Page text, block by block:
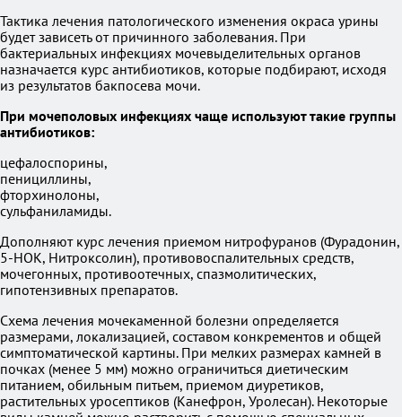
Тактика лечения патологического изменения окраса урины
будет зависеть от причинного заболевания. При
бактериальных инфекциях мочевыделительных органов
назначается курс антибиотиков, которые подбирают, исходя
из результатов бакпосева мочи.
При мочеполовых инфекциях чаще используют такие группы
антибиотиков:
цефалоспорины,
пенициллины,
фторхинолоны,
сульфаниламиды.
Дополняют курс лечения приемом нитрофуранов (Фурадонин,
5-НОК, Нитроксолин), противовоспалительных средств,
мочегонных, противоотечных, спазмолитических,
гипотензивных препаратов.
Схема лечения мочекаменной болезни определяется
размерами, локализацией, составом конкрементов и общей
симптоматической картины. При мелких размерах камней в
почках (менее 5 мм) можно ограничиться диетическим
питанием, обильным питьем, приемом диуретиков,
растительных уросептиков (Канефрон, Уролесан). Некоторые